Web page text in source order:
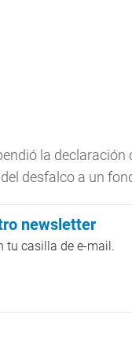
la
desfalco a un
newsletter
tu casilla de e-mail.